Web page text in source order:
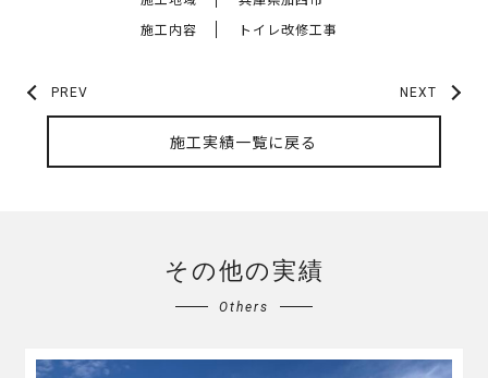
施工内容
トイレ改修工事
PREV
施工実績一覧に戻る
NEXT
その他の実績
Others